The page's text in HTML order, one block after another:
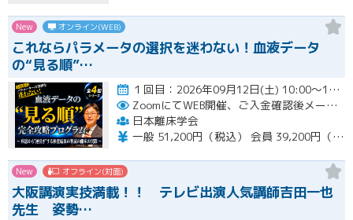
New オンライン(WEB)
これならパラメータの選択を迷わない！血液データ
の“見る順”…
１回目：2026年09月12日(土) 10:00〜16:00 ２回目：2026年10月31日(土) 10:00〜16…開催
ZoomにてWEB開催、ご入金確認後メールにてURLをお知らせいたします。
日本離床学会
一般 51,200円（税込） 会員 39,200円（税込）
New オフライン(対面)
大阪講演実技満載！！ テレビ出演人気講師吉田一也
先生 姿勢…